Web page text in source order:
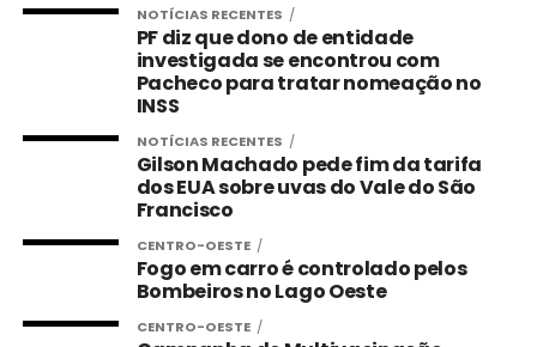
NOTÍCIAS RECENTES
PF diz que dono de entidade
investigada se encontrou com
Pacheco para tratar nomeação no
INSS
NOTÍCIAS RECENTES
Gilson Machado pede fim da tarifa
dos EUA sobre uvas do Vale do São
Francisco
CENTRO-OESTE
Fogo em carro é controlado pelos
Bombeiros no Lago Oeste
CENTRO-OESTE